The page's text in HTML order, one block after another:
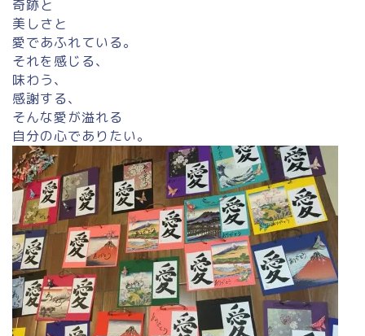
奇跡と
美しさと
愛であふれている。
それを感じる、
味わう、
感謝する、
そんな愛が溢れる
自分の心でありたい。